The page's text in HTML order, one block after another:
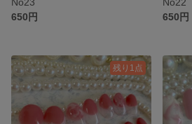
650円
650円
残り1点